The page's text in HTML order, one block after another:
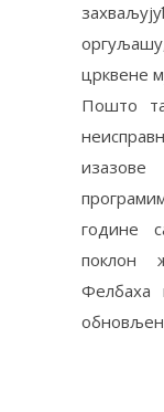
црквене
Пошто
године
поклон
Фелбаха